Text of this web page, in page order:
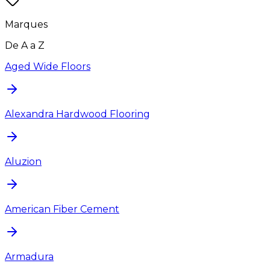
Marques
De A a Z
Aged Wide Floors
Alexandra Hardwood Flooring
Aluzion
American Fiber Cement
Armadura